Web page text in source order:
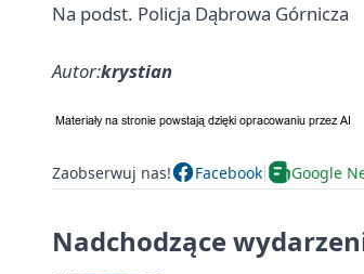
Na podst. Policja Dąbrowa Górnicza
Autor:krystian
Zaobserwuj nas! Facebook Google
Nadchodzące